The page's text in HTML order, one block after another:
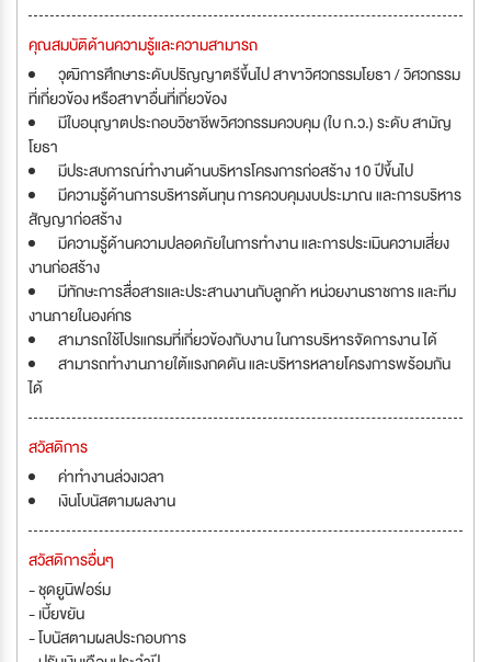
คุณสมบัติด้านความรู้และความสามารถ
วุฒิการศึกษาระดับปริญญาตรีขึ้นไป สาขาวิศวกรรมโยธา / วิศวกรรม
ที่เกี่ยวข้อง หรือสาขาอื่นที่เกี่ยวข้อง
มีใบอนุญาตประกอบวิชาชีพวิศวกรรมควบคุม (ใบ ก.ว.) ระดับ สามัญ
โยธา
มีประสบการณ์ทำงานด้านบริหารโครงการก่อสร้าง 10 ปีขึ้นไป
มีความรู้ด้านการบริหารต้นทุน การควบคุมงบประมาณ และการบริหาร
สัญญาก่อสร้าง
มีความรู้ด้านความปลอดภัยในการทำงาน และการประเมินความเสี่ยง
งานก่อสร้าง
มีทักษะการสื่อสารและประสานงานกับลูกค้า หน่วยงานราชการ และทีม
งานภายในองค์กร
สามารถใช้โปรแกรมที่เกี่ยวข้องกับงาน ในการบริหารจัดการงาน ได้
สามารถทำงานภายใต้แรงกดดัน และบริหารหลายโครงการพร้อมกัน
ได้
สวัสดิการ
ค่าทำงานล่วงเวลา
เงินโบนัสตามผลงาน
สวัสดิการอื่นๆ
- ชุดยูนิฟอร์ม
- เบี้ยขยัน
- โบนัสตามผลประกอบการ